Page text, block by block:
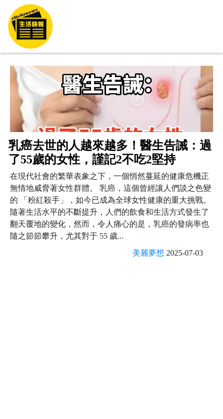
乳癌去世的人越來越多！醫生告誡：過
了55歲的女性，謹記2不吃2堅持
在現代社會的繁華表象之下，一個悄然蔓延的健康危機正
無情地威脅著女性群體。 乳癌，這個曾經讓人們談之色變
的 「粉紅殺手」，如今已成為全球女性健康的重大挑戰。
隨著生活水平的不斷提升，人們的飲食和生活方式發生了
翻天覆地的變化，然而，令人痛心的是，乳癌的發病率也
隨之節節攀升，尤其對于 55 歲...
美麗夢想 2025-07-03